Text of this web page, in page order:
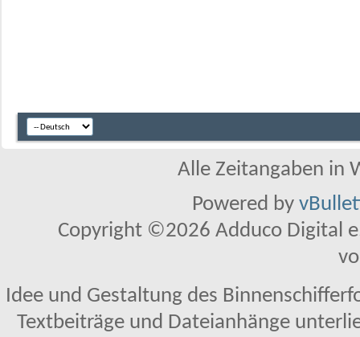
Alle Zeitangaben in
Powered by
Copyright ©2026 Adduco Digital
Idee und Gestaltung des
Textbeiträge und Dateianhänge